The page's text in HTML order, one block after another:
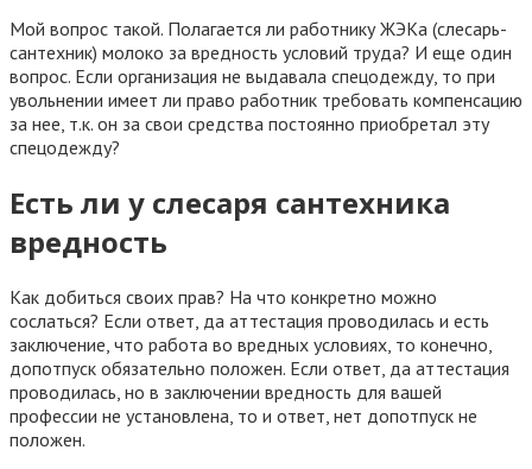
Мой вопрос такой. Полагается ли работнику ЖЭКа (слесарь-
сантехник) молоко за вредность условий труда? И еще один
вопрос. Если организация не выдавала спецодежду, то при
увольнении имеет ли право работник требовать компенсацию
за нее, т.к. он за свои средства постоянно приобретал эту
спецодежду?
Есть ли у слесаря сантехника
вредность
Как добиться своих прав? На что конкретно можно
сослаться? Если ответ, да аттестация проводилась и есть
заключение, что работа во вредных условиях, то конечно,
допотпуск обязательно положен. Если ответ, да аттестация
проводилась, но в заключении вредность для вашей
профессии не установлена, то и ответ, нет допотпуск не
положен.